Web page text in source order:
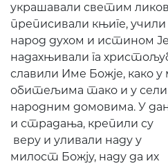
украшавали светим
преписивали књиге,
народ духом и истином
надахњивали га
славили Име Божје, како
обитељима тако и у
народним домовима. У
и страдања, крепили су
веру и уливали наду у
милост Божју, наду да их